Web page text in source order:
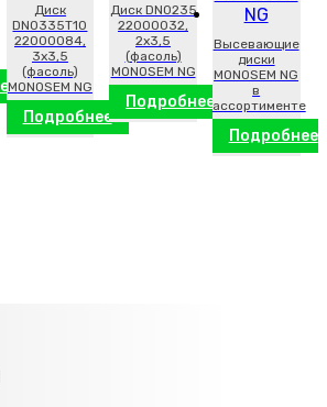
Диск
DN0335T10
22000084,
3х3,5
(фасоль)
MONOSEM NG
Подробнее
Диск DN0235
22000032,
2х3,5
(фасоль)
MONOSEM NG
Подробнее
Высевающие
диски
MONOSEM NG
в
ассортименте
Подробнее